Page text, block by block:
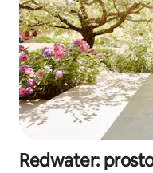
Redwater: